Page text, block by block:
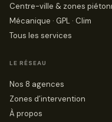
Centre-ville & zones
Mécanique · GPL · Clim
Tous les services
LE RÉSEAU
Nos 8 agences
Zones d’intervention
À propos